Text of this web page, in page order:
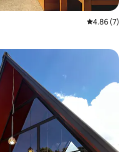
평점 4.86점
4.86 (7)